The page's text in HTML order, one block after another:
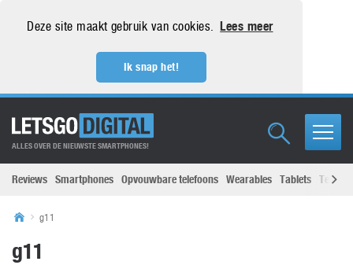
Deze site maakt gebruik van cookies. Lees meer
Ik snap het!
ALLES OVER DE NIEUWSTE SMARTPHONES!
Reviews Smartphones Opvouwbare telefoons Wearables Tablets
g11
g11